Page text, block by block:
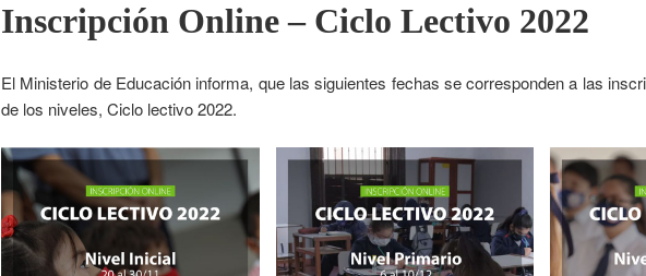
Inscripción Online – Ciclo Lectivo 2022
El Ministerio de Educación informa, que las siguientes fechas se corresponden a las
de los niveles, Ciclo lectivo 2022.